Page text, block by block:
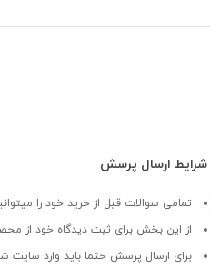
شرایط ارسال پرسش
تمامی سوالات قبل از خرید خود را
از این بخش برای ثبت دیدگاه خود از
برای ارسال پرسش حتما باید وارد سایت